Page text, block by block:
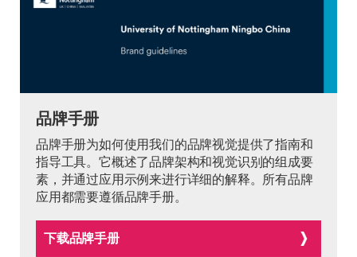
品牌手册
品牌手册为如何使用我们的品牌视觉提供了指南和
指导工具。它概述了品牌架构和视觉识别的组成要
素，并通过应用示例来进行详细的解释。所有品牌
应用都需要遵循品牌手册。
下载品牌手册